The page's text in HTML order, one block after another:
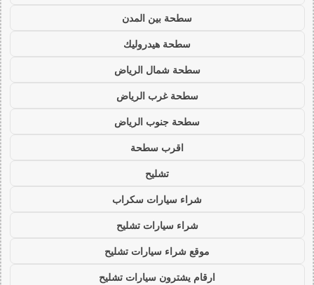
سطحة بين المدن
سطحة هيدروليك
سطحة شمال الرياض
سطحة غرب الرياض
سطحة جنوب الرياض
اقرب سطحة
تشليح
شراء سيارات سكراب
شراء سيارات تشليح
موقع شراء سيارات تشليح
ارقام يشترون سيارات تشليح